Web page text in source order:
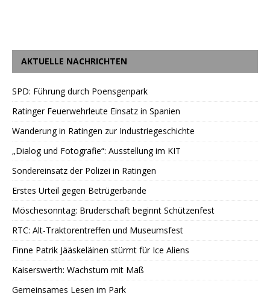
AKTUELLE NACHRICHTEN
SPD: Führung durch Poensgenpark
Ratinger Feuerwehrleute Einsatz in Spanien
Wanderung in Ratingen zur Industriegeschichte
„Dialog und Fotografie“: Ausstellung im KIT
Sondereinsatz der Polizei in Ratingen
Erstes Urteil gegen Betrügerbande
Möschesonntag: Bruderschaft beginnt Schützenfest
RTC: Alt-Traktorentreffen und Museumsfest
Finne Patrik Jääskeläinen stürmt für Ice Aliens
Kaiserswerth: Wachstum mit Maß
Gemeinsames Lesen im Park